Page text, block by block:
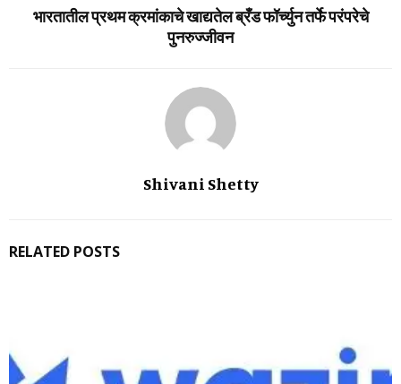
भारतातील प्रथम क्रमांकाचे खाद्यतेल ब्रँड फॉर्च्युन तर्फे परंपरेचे
पुनरुज्जीवन
Shivani Shetty
RELATED POSTS